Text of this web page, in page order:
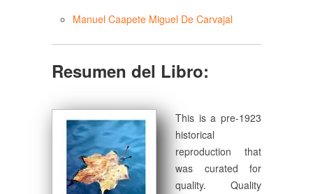
Manuel Caapete Miguel De Carvajal
Resumen del Libro:
This is a pre-1923
historical
reproduction that
was curated for
quality. Quality